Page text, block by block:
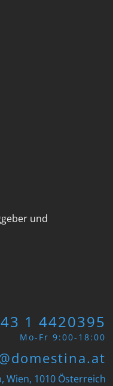
und
1 4420395
Mo-Fr 9:00-18:00
Wien, 1010 Österreich